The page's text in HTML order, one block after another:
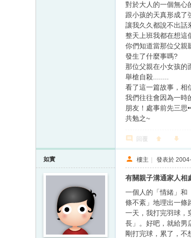
對於大人的一個無心
跟小孩的天真形成了
讓我久久都說不出話
整天上班我都在想這
你們知道當那位父親
發生了什麼事嗎?
那位父親在小女孩的
舉槍自殺........
看了這一篇故事，相
我們往往會因為一時
朋友！處事前先三思
共勉之~
回覆
如實 樓主 | 發表於
有關親子溝通家人相
一個人的「情緒」和
條不紊」地理出一條
一天，我打完羽球，
長」。好吧，就給男
剛打完球，累了，